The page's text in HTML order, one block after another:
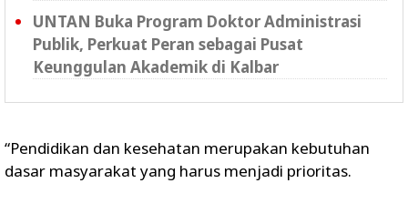
UNTAN Buka Program Doktor Administrasi
Publik, Perkuat Peran sebagai Pusat
Keunggulan Akademik di Kalbar
“Pendidikan dan kesehatan merupakan kebutuhan
dasar masyarakat yang harus menjadi prioritas.